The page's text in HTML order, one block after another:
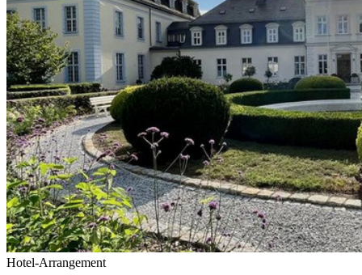
Hotel-Arrangement